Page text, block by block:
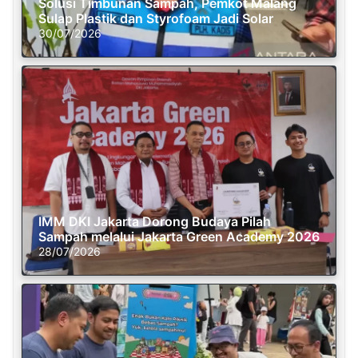
Solusi Timbunan Sampah, Pemkot Malang
Sulap Plastik dan Styrofoam Jadi Solar
30/07/2026
IMM DKI Jakarta Dorong Budaya Pilah
Sampah melalui Jakarta Green Academy 2026
28/07/2026